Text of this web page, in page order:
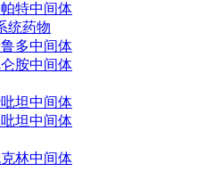
特中间体
统药物
多中间体
胺中间体
坦中间体
坦中间体
林中间体